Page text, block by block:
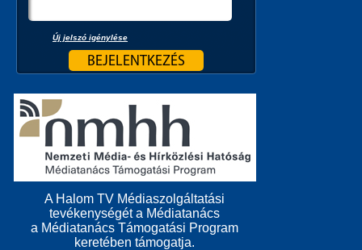
Új jelszó igénylése
A Halom TV Médiaszolgáltatási
tevékenységét a Médiatanács
a Médiatanács Támogatási Program
keretében támogatja.